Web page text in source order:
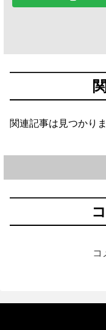
関連記事は見つかり
コ